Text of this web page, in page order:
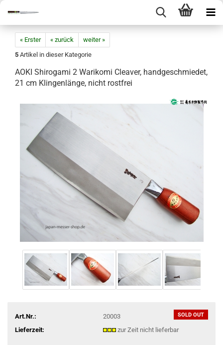
« Erster « zurück
weiter »
5 Artikel in dieser Kategorie
AOKI Shirogami 2 Warikomi Cleaver, handgeschmiedet,
21 cm Klingenlänge, nicht rostfrei
SOLD OUT
Art.Nr.:
20003
Lieferzeit:
zur Zeit nicht lieferbar